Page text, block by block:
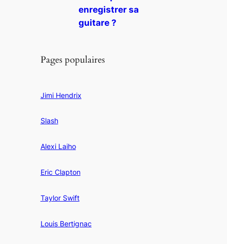
enregistrer sa
guitare ?
Pages populaires
Jimi Hendrix
Slash
Alexi Laiho
Eric Clapton
Taylor Swift
Louis Bertignac